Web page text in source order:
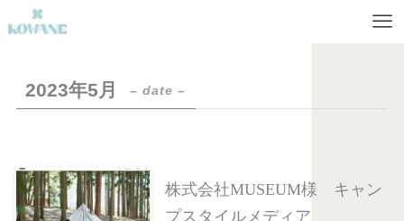
2023年5月 – date –
株式会社MUSEUM様 キャン
プスタイルメディア